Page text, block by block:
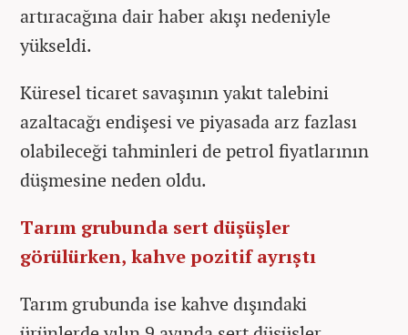
artıracağına dair haber akışı nedeniyle
yükseldi.
Küresel ticaret savaşının yakıt talebini
azaltacağı endişesi ve piyasada arz fazlası
olabileceği tahminleri de petrol fiyatlarının
düşmesine neden oldu.
Tarım grubunda sert düşüşler
görülürken, kahve pozitif ayrıştı
Tarım grubunda ise kahve dışındaki